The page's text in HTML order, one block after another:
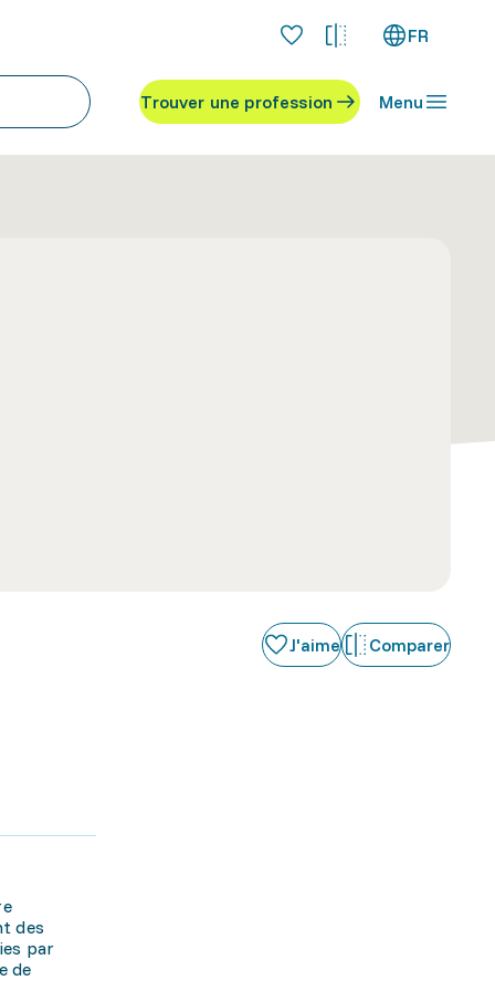
FR
Trouver une profession Menu
J'aime Comparer
des
par
de